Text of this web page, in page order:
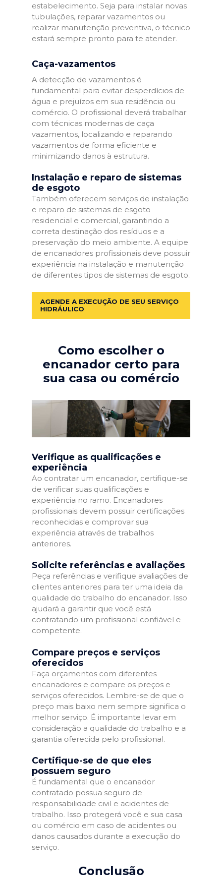
estabelecimento. Seja para instalar novas
tubulações, reparar vazamentos ou
realizar manutenção preventiva, o técnico
estará sempre pronto para te atender.
Caça-vazamentos
A detecção de vazamentos é
fundamental para evitar desperdícios de
água e prejuízos em sua residência ou
comércio. O profissional deverá trabalhar
com técnicas modernas de caça
vazamentos, localizando e reparando
vazamentos de forma eficiente e
minimizando danos à estrutura.
Instalação e reparo de sistemas
de esgoto
Também oferecem serviços de instalação
e reparo de sistemas de esgoto
residencial e comercial, garantindo a
correta destinação dos resíduos e a
preservação do meio ambiente. A equipe
de encanadores profissionais deve possuir
experiência na instalação e manutenção
de diferentes tipos de sistemas de esgoto.
AGENDE A EXECUÇÃO DE SEU SERVIÇO
HIDRÁULICO
Como escolher o
encanador certo para
sua casa ou comércio
Verifique as qualificações e
experiência
Ao contratar um encanador, certifique-se
de verificar suas qualificações e
experiência no ramo. Encanadores
profissionais devem possuir certificações
reconhecidas e comprovar sua
experiência através de trabalhos
anteriores.
Solicite referências e avaliações
Peça referências e verifique avaliações de
clientes anteriores para ter uma ideia da
qualidade do trabalho do encanador. Isso
ajudará a garantir que você está
contratando um profissional confiável e
competente.
Compare preços e serviços
oferecidos
Faça orçamentos com diferentes
encanadores e compare os preços e
serviços oferecidos. Lembre-se de que o
preço mais baixo nem sempre significa o
melhor serviço. É importante levar em
consideração a qualidade do trabalho e a
garantia oferecida pelo profissional.
Certifique-se de que eles
possuem seguro
É fundamental que o encanador
contratado possua seguro de
responsabilidade civil e acidentes de
trabalho. Isso protegerá você e sua casa
ou comércio em caso de acidentes ou
danos causados durante a execução do
serviço.
Conclusão